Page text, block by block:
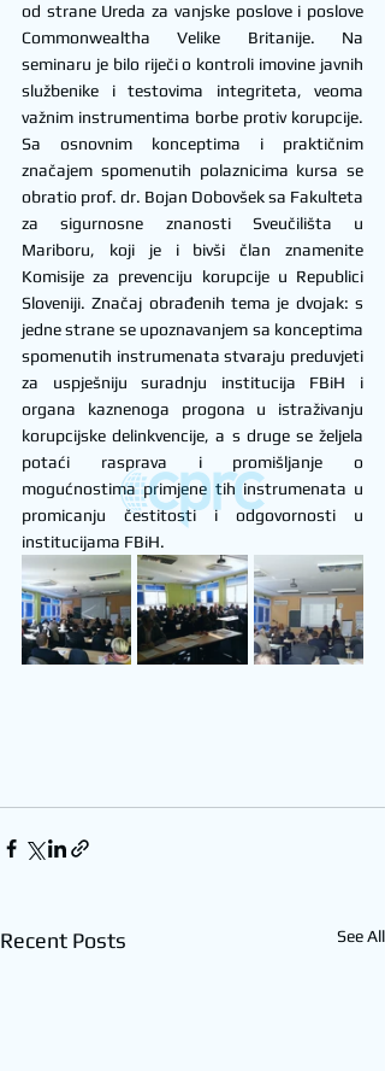
od strane Ureda za vanjske poslove i poslove
Commonwealtha Velike Britanije. Na
seminaru je bilo riječi o kontroli imovine javnih
službenike i testovima integriteta, veoma
važnim instrumentima borbe protiv korupcije.
Sa osnovnim konceptima i praktičnim
značajem spomenutih polaznicima kursa se
obratio prof. dr. Bojan Dobovšek sa Fakulteta
za sigurnosne znanosti Sveučilišta u
Mariboru, koji je i bivši član znamenite
Komisije za prevenciju korupcije u Republici
Sloveniji. Značaj obrađenih tema je dvojak: s
jedne strane se upoznavanjem sa konceptima
spomenutih instrumenata stvaraju preduvjeti
za uspješniju suradnju institucija FBiH i
organa kaznenoga progona u istraživanju
korupcijske delinkvencije, a s druge se željela
potaći rasprava i promišljanje o
mogućnostima primjene tih instrumenata u
promicanju čestitosti i odgovornosti u
institucijama FBiH.
Recent Posts See All